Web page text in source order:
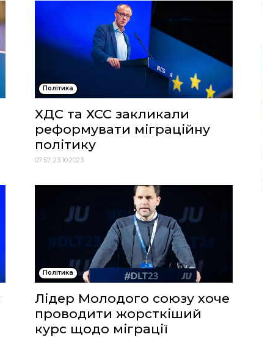
Політика
ХДС та ХСС закликали
реформувати міграційну
політику
07:57, 23.10.2023
Політика
Лідер Молодого союзу хоче
проводити жорсткіший
курс щодо міграції